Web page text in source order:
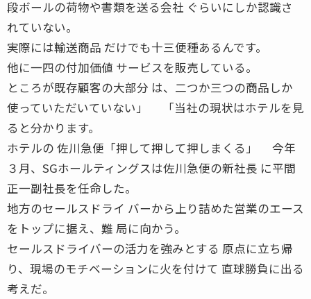
段ボールの荷物や書類を送る会社 ぐらいにしか認識さ
れていない。
実際には輸送商品 だけでも十三便種あるんです。
他に一四の付加価値 サービスを販売している。
ところが既存顧客の大部分 は、二つか三つの商品しか
使っていただいていない」 「当社の現状はホテルを見
ると分かります。
ホテルの 佐川急便「押して押して押しまくる」 今年
３月、SGホールティングスは佐川急便の新社長 に平間
正一副社長を任命した。
地方のセールスドライ バーから上り詰めた営業のエース
をトップに据え、難 局に向かう。
セールスドライバーの活力を強みとする 原点に立ち帰
り、現場のモチベーションに火を付けて 直球勝負に出る
考えだ。